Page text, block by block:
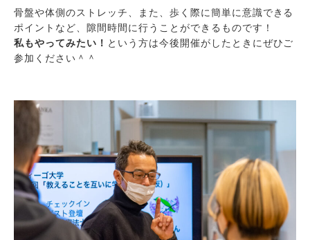
骨盤や体側のストレッチ、また、歩く際に簡単に意識できる
ポイントなど、隙間時間に行うことができるものです！
私もやってみたい！ という方は今後開催がしたときにぜひご
参加ください＾＾